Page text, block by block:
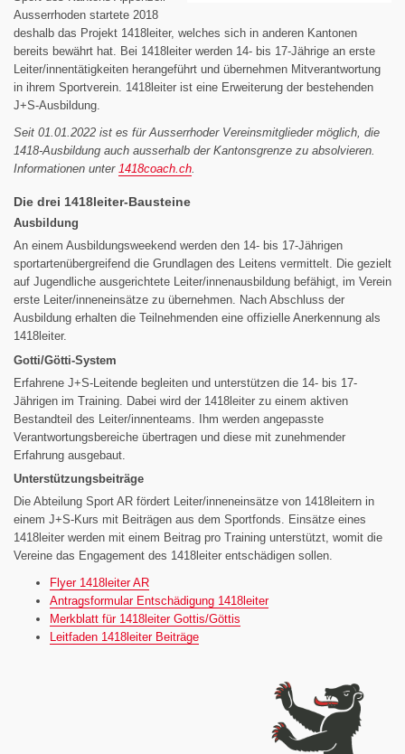
Ausserrhoden startete 2018
deshalb das Projekt 1418leiter, welches sich in anderen Kantonen
bereits bewährt hat. Bei 1418leiter werden 14- bis 17-Jährige an erste
Leiter/innentätigkeiten herangeführt und übernehmen Mitverantwortung
in ihrem Sportverein. 1418leiter ist eine Erweiterung der bestehenden
J+S-Ausbildung.
Seit 01.01.2022 ist es für Ausserrhoder Vereinsmitglieder möglich, die
1418-Ausbildung auch ausserhalb der Kantonsgrenze zu absolvieren.
Informationen unter 1418coach.ch
Die drei 1418leiter-Bausteine
Ausbildung
An einem Ausbildungsweekend werden den 14- bis 17-Jährigen
sportartenübergreifend die Grundlagen des Leitens vermittelt. Die gezielt
auf Jugendliche ausgerichtete Leiter/innenausbildung befähigt, im Verein
erste Leiter/inneneinsätze zu übernehmen. Nach Abschluss der
Ausbildung erhalten die Teilnehmenden eine offizielle Anerkennung als
1418leiter.
Gotti/Götti-System
Erfahrene J+S-Leitende begleiten und unterstützen die 14- bis 17-
Jährigen im Training. Dabei wird der 1418leiter zu einem aktiven
Bestandteil des Leiter/innenteams. Ihm werden angepasste
Verantwortungsbereiche übertragen und diese mit zunehmender
Erfahrung ausgebaut.
Unterstützungsbeiträge
Die Abteilung Sport AR fördert Leiter/inneneinsätze von 1418leitern in
einem J+S-Kurs mit Beiträgen aus dem Sportfonds. Einsätze eines
1418leiter werden mit einem Beitrag pro Training unterstützt, womit die
Vereine das Engagement des 1418leiter entschädigen sollen.
Flyer 1418leiter AR
Antragsformular Entschädigung 1418leiter
Merkblatt für 1418leiter Gottis/Göttis
Leitfaden 1418leiter Beiträge